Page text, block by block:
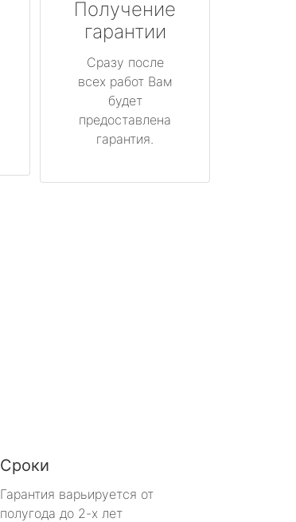
Получение
гарантии
Сразу после
всех работ Вам
будет
предоставлена
гарантия.
Сроки
Гарантия варьируется от
полугода до 2-х лет